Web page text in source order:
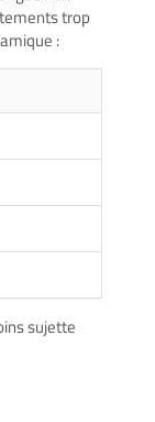
trop
:
sujette